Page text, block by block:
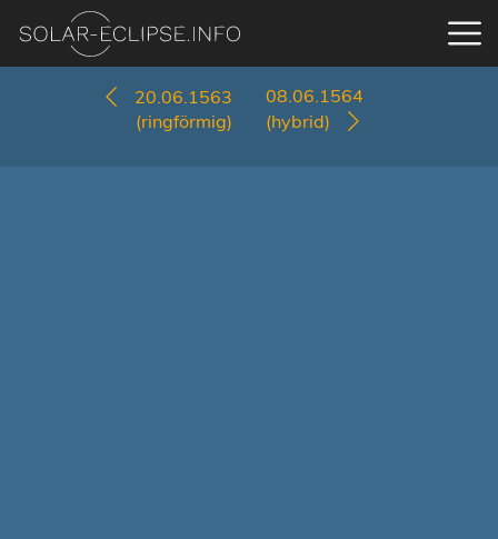
20.06.1563
(ringförmig)
08.06.1564
(hybrid)